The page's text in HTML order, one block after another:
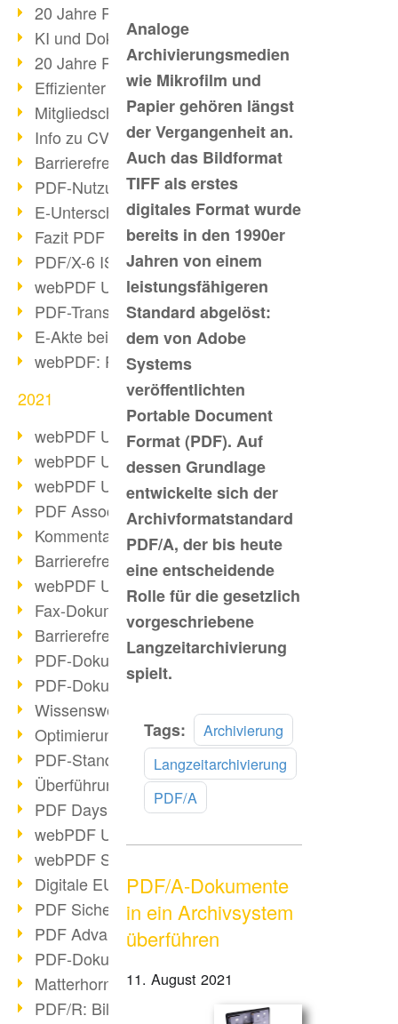
20 Jahre PDF/X (Teil 2)
KI und Dokumenten-Management
20 Jahre PDF/X (Teil 1)
Effizienter Dokumenten Workflow
Mitgliedschaft PDF Association
Info zu CVE-2022-22965
Barrierefreiheit mehr als Inklusion
PDF-Nutzung durch Pandemie
E-Unterschriften für Verwaltung
Fazit PDF Days 2021
PDF/X-6 ISO-Norm
webPDF Update 8.0.0.2393
PDF-Transparenz beim PDF-Format
E-Akte bei Behörden
webPDF: PDF-Anhänge verwalten
2021
webPDF Update 8.0.0.2376
webPDF Update 8.0.0.2374
webPDF Update 8.0.0.2372
PDF Association 2021 Entwicklungen
Kommentare im PDF einfügen
Barrierefreie PDF-Dokumente (3/3)
webPDF Update 8.0.0.2338
Fax-Dokumente in Workflow
Barrierefreie PDF-Dokumente (2/3)
PDF-Dokumente mit OCR optimieren
PDF-Dokumente barrierefrei?
Wissenswertes über E-Signatur
Optimierung des PDF-Formats
PDF-Standards im Überblick
Überführung PDF/A in Archivsystem
PDF Days Europe 2021
webPDF Update 8.0.0.2282
webPDF Statistik-Auswertungen
Digitale EU COVID-Zertifikate
PDF Sicherheitseinstellungen
PDF Advanced Electronic Signature
PDF-Dokumente neu organisieren
Matterhorn Protokoll 1.1 verfügbar
PDF/R: Bildformat der Zukunft
Analoge
Archivierungsmedien
wie Mikrofilm und
Papier gehören längst
der Vergangenheit an.
Auch das Bildformat
TIFF als erstes
digitales Format wurde
bereits in den 1990er
Jahren von einem
leistungsfähigeren
Standard abgelöst:
dem von Adobe
Systems
veröffentlichten
Portable Document
Format (PDF). Auf
dessen Grundlage
entwickelte sich der
Archivformatstandard
PDF/A, der bis heute
eine entscheidende
Rolle für die gesetzlich
vorgeschriebene
Langzeitarchivierung
spielt.
Tags:
Archivierung
Langzeitarchivierung
PDF/A
PDF/A-Dokumente
in ein Archivsystem
überführen
11. August 2021